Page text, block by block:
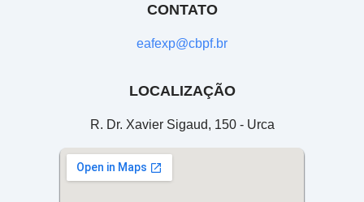
CONTATO
eafexp@cbpf.br
LOCALIZAÇÃO
R. Dr. Xavier Sigaud, 150 - Urca